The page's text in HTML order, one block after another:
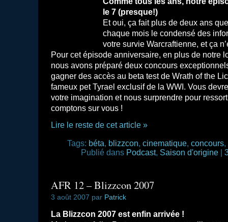
le 7 (presque!)
Et oui, ça fait plus de deux ans
chaque mois le condensé des
votre survie Warcraftienne, et ça
Pour cet épisode anniversaire, en plus de notre
nous avons préparé deux concours
gagner des accès au beta test de Wrath of the
fameux pet Tyrael exclusif de la WWI. Vous
votre imagination et nous surprendre pour
comptons sur vous !
Lire le reste de cet article »
Tags: béta, blizzcon, cinematique, concours,
Publié dans Podcast, Saison d'origine|
AFR 12 – Blizzcon 2007
3 août 2007 par Patrick
La Blizzcon 2007 est enfin arrivée !